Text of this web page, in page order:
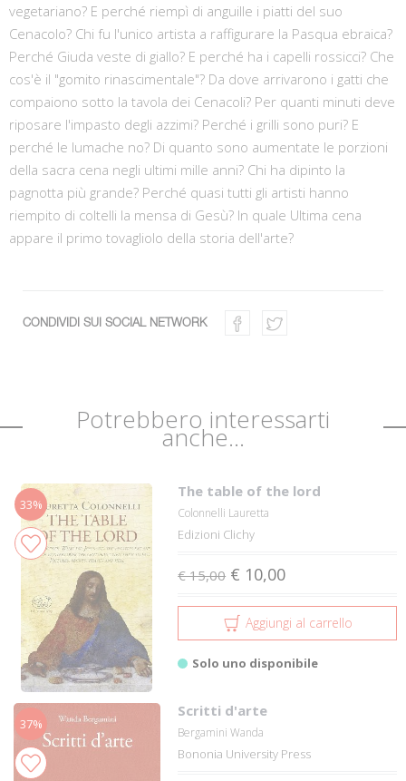
vegetariano? E perché riempì di anguille i piatti del suo
Cenacolo? Chi fu l'unico artista a raffigurare la Pasqua ebraica?
Perché Giuda veste di giallo? E perché ha i capelli rossicci? Che
cos'è il "gomito rinascimentale"? Da dove arrivarono i gatti che
compaiono sotto la tavola dei Cenacoli? Per quanti minuti deve
riposare l'impasto degli azzimi? Perché i grilli sono puri? E
perché le lumache no? Di quanto sono aumentate le porzioni
della sacra cena negli ultimi mille anni? Chi ha dipinto la
pagnotta più grande? Perché quasi tutti gli artisti hanno
riempito di coltelli la mensa di Gesù? In quale Ultima cena
appare il primo tovagliolo della storia dell'arte?
CONDIVIDI SUI SOCIAL NETWORK
Potrebbero interessarti
anche...
33%
The table of the lord
Colonnelli Lauretta
Edizioni Clichy
€ 15,00 € 10,00
Aggiungi al carrello
Solo uno disponibile
37%
Scritti d'arte
Bergamini Wanda
Bononia University Press